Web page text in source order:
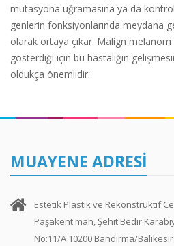
mutasyona uğramasına ya da
genlerin fonksiyonlarında meydana
olarak ortaya çıkar. Malign melanom
gösterdiği için bu hastalığın
oldukça önemlidir.
MUAYENE ADRESI
Estetik Plastik ve Rekonstrüktif
Paşakent mah, Şehit Bedir
No:11/A 10200 Bandırma/Balıkesir